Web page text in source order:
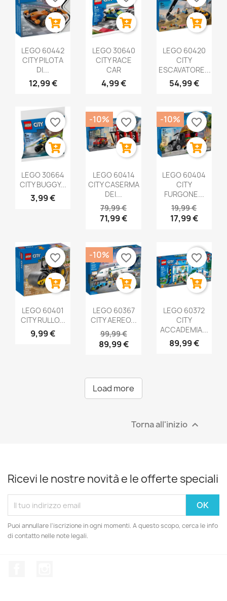
LEGO 60442
CITY PILOTA
DI...
12,99 €
LEGO 30640
CITY RACE
CAR
4,99 €
LEGO 60420
CITY
ESCAVATORE...
54,99 €
LEGO 30664
CITY BUGGY...
3,99 €
favorite_border
LEGO 60414
CITY CASERMA
DEI...
79,99 €
71,99 €
-10% favorite_border
LEGO 60404
CITY
FURGONE...
19,99 €
17,99 €
-10% favorite_border
LEGO 60401
CITY RULLO...
9,99 €
favorite_border
LEGO 60367
CITY AEREO...
99,99 €
89,99 €
-10% favorite_border
LEGO 60372
CITY
ACCADEMIA...
89,99 €
favorite_border
Load more
Torna all'inizio 
Ricevi le nostre novità e le offerte speciali
Puoi annullare l'iscrizione in ogni momenti. A questo scopo, cerca le info
di contatto nelle note legali.